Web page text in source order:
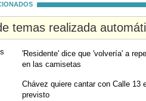
temas realizada
'Residente' dice que 'volvería' a
en las camisetas
Chávez quiere cantar con Calle 13
previsto